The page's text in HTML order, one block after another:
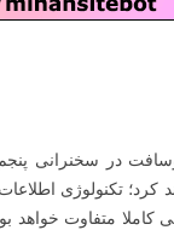
کرد؛ تکنولوژی
کاملا متفاوت